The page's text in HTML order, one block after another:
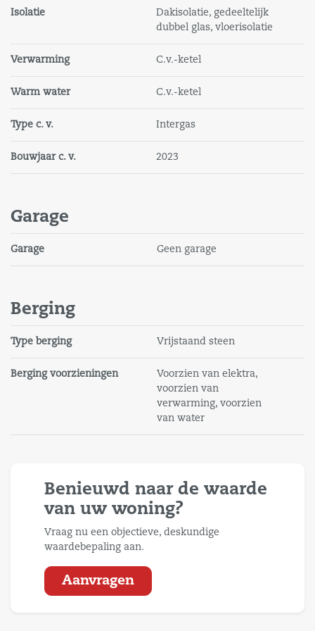
Isolatie
Dakisolatie, gedeeltelijk
dubbel glas, vloerisolatie
Verwarming C.v.-ketel
Warm water C.v.-ketel
Type c. v. Intergas
Bouwjaar c. v. 2023
Garage
Garage Geen garage
Berging
Type berging Vrijstaand steen
Berging voorzieningen
Voorzien van elektra,
voorzien van
verwarming, voorzien
van water
Benieuwd naar de waarde
van uw woning?
Vraag nu een objectieve, deskundige
waardebepaling aan.
Aanvragen